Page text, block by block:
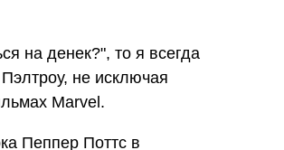
на денек?", то я всегда
не исключая
Marvel.
Пеппер Поттс в